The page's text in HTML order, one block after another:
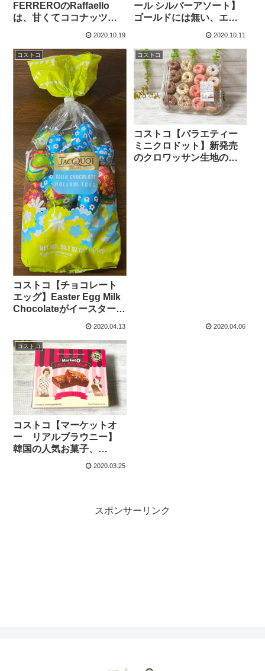
FERREROのRaffaello
は、甘くてココナッツ好
2020.10.19
ール シルバーアソート】
ゴールドには無い、エク
2020.10.11
コストコ
コストコ【チョコレート
エッグ】Easter Egg Milk
Chocolateがイースターの
2020.04.13
コストコ
コストコ【バラエティー
ミニクロドット】新発売
のクロワッサン生地のミ
2020.04.06
コストコ
コストコ【マーケットオ
ー リアルブラウニー】
韓国の人気お菓子、
2020.03.25
スポンサーリンク